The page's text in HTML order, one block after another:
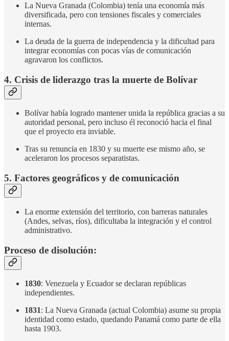
La Nueva Granada (Colombia) tenía una economía más
diversificada, pero con tensiones fiscales y comerciales
internas.
La deuda de la guerra de independencia y la dificultad para
integrar economías con pocas vías de comunicación
agravaron los conflictos.
4. Crisis de liderazgo tras la muerte de Bolívar
Bolívar había logrado mantener unida la república gracias a su
autoridad personal, pero incluso él reconoció hacia el final
que el proyecto era inviable.
Tras su renuncia en 1830 y su muerte ese mismo año, se
aceleraron los procesos separatistas.
5. Factores geográficos y de comunicación
La enorme extensión del territorio, con barreras naturales
(Andes, selvas, ríos), dificultaba la integración y el control
administrativo.
Proceso de disolución:
1830: Venezuela y Ecuador se declaran repúblicas
independientes.
1831: La Nueva Granada (actual Colombia) asume su propia
identidad como estado, quedando Panamá como parte de ella
hasta 1903.